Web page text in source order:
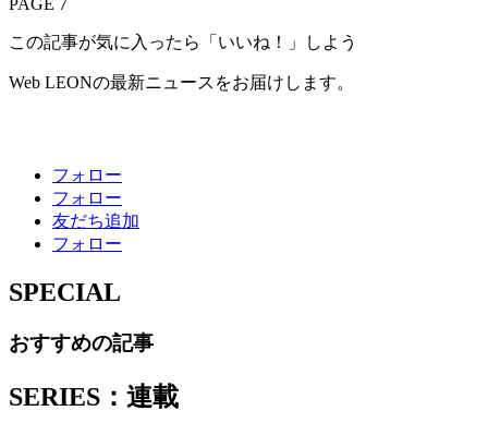
PAGE 7
この記事が気に入ったら「いいね！」しよう
Web LEONの最新ニュースをお届けします。
フォロー
フォロー
友だち追加
フォロー
SPECIAL
おすすめの記事
SERIES：連載